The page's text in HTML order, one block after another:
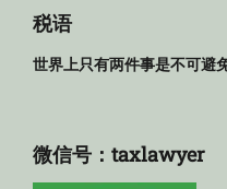
库
税语
世界上只有两件事是不可避
微信号：taxlawyer